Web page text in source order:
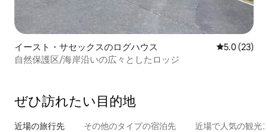
イースト・サセックスのログハウス レビュー23
5.0 (23)
自然保護区/海岸沿いの広々としたロッジ
ぜひ訪⁠れ⁠た⁠い目⁠的⁠地
近場の旅行先 その他のタ⁠イ⁠プ⁠の宿⁠泊⁠先 近場で人気の観光